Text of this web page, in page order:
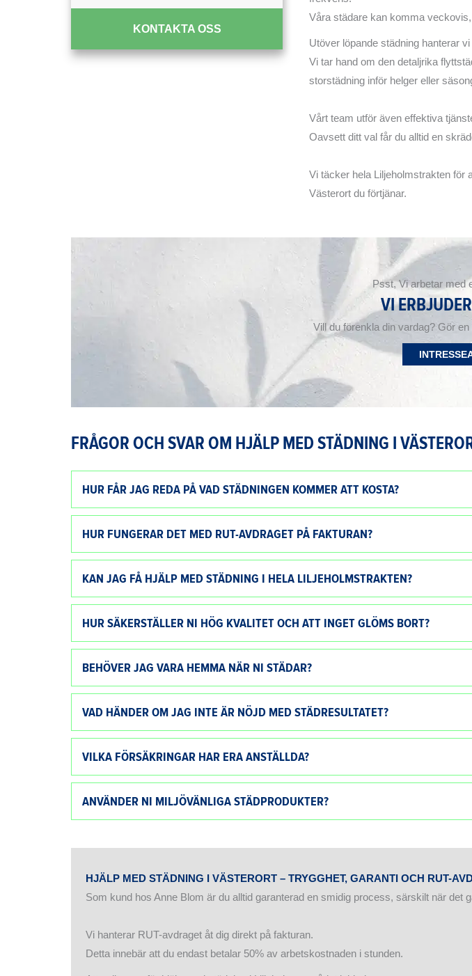
KONTAKTA OSS
Våra städare kan komma
Utöver löpande städning hanterar
Vi tar hand om den detaljrika
storstädning inför helger eller
Vårt team utför även effektiva
Oavsett ditt val får du alltid en
Vi täcker hela Liljeholmstrakten för
Västerort du förtjänar.
Psst, Vi arbetar med
VI
Vill du förenkla din vardag? Gör
FRÅGOR OCH SVAR OM HJÄLP MED STÄDNING I
HUR FÅR JAG REDA PÅ VAD STÄDNINGEN KOMMER ATT KOSTA?
HUR FUNGERAR DET MED RUT-AVDRAGET PÅ FAKTURAN?
KAN JAG FÅ HJÄLP MED STÄDNING I HELA LILJEHOLMSTRAKTEN?
HUR SÄKERSTÄLLER NI HÖG KVALITET OCH ATT INGET GLÖMS BORT?
BEHÖVER JAG VARA HEMMA NÄR NI STÄDAR?
VAD HÄNDER OM JAG INTE ÄR NÖJD MED STÄDRESULTATET?
VILKA FÖRSÄKRINGAR HAR ERA ANSTÄLLDA?
ANVÄNDER NI MILJÖVÄNLIGA STÄDPRODUKTER?
HJÄLP MED STÄDNING I VÄSTERORT – TRYGGHET, GARANTI OCH RUT-
Som kund hos Anne Blom är du alltid garanterad en smidig process, särskilt när det
Vi hanterar RUT-avdraget åt dig direkt på fakturan.
Detta innebär att du endast betalar 50% av arbetskostnaden i stunden.